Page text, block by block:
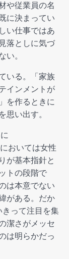
や従業員の名
に決まってい
い仕事ではあ
落としに気づ
い。
いる。「家族
インメントが
を作るときに
思い出す。
おいては女性
が基本指針と
トの段階で
は本意でない
がある。だか
きって注目を集
潔さがメッセ
は明らかだっ